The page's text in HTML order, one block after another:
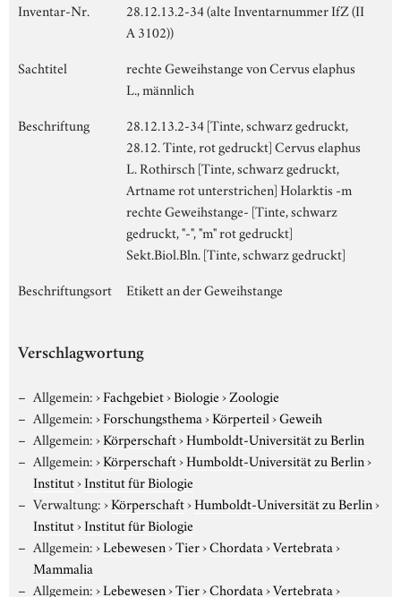
Inventar-Nr.
28.12.13.2-34 (alte Inventarnummer IfZ (II
A 3102))
Sachtitel
rechte Geweihstange von Cervus elaphus
L., männlich
Beschriftung
28.12.13.2-34 [Tinte, schwarz gedruckt,
28.12. Tinte, rot gedruckt] Cervus elaphus
L. Rothirsch [Tinte, schwarz gedruckt,
Artname rot unterstrichen] Holarktis -m
rechte Geweihstange- [Tinte, schwarz
gedruckt, "-", "m" rot gedruckt]
Sekt.Biol.Bln. [Tinte, schwarz gedruckt]
Beschriftungsort
Etikett an der Geweihstange
Verschlagwortung
Allgemein:›Fachgebiet›Biologie›Zoologie
Allgemein:›Forschungsthema›Körperteil›Geweih
Allgemein:›Körperschaft›Humboldt-Universität zu Berlin
Allgemein:›Körperschaft›Humboldt-Universität zu Berlin›
Institut›Institut für Biologie
Verwaltung:›Körperschaft›Humboldt-Universität zu Berlin›
Institut›Institut für Biologie
Allgemein:›Lebewesen›Tier›Chordata›Vertebrata›
Mammalia
Allgemein:›Lebewesen›Tier›Chordata›Vertebrata›